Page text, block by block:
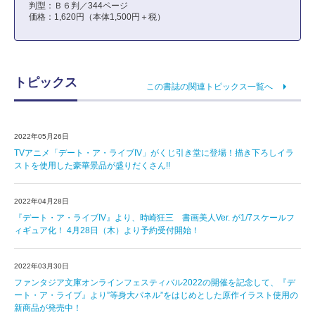
判型：Ｂ６判／344ページ
価格：1,620円（本体1,500円＋税）
トピックス この書誌の関連トピックス一覧へ
2022年05月26日
TVアニメ「デート・ア・ライブIV」がくじ引き堂に登場！描き下ろしイラ
ストを使用した豪華景品が盛りだくさん!!
2022年04月28日
『デート・ア・ライブIV』より、時崎狂三 書画美人Ver. が1/7スケールフ
ィギュア化！ 4月28日（木）より予約受付開始！
2022年03月30日
ファンタジア文庫オンラインフェスティバル2022の開催を記念して、『デ
ート・ア・ライブ』より”等身大パネル”をはじめとした原作イラスト使用の
新商品が発売中！